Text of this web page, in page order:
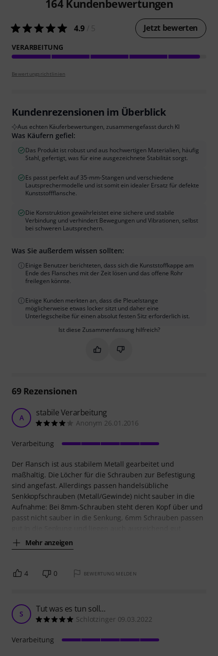
164 Kundenbewertungen
4.9 Jetzt bewerten
VERARBEITUNG
Bewertungsrichtlinien
Kundenrezensionen im Überblick
Aus echten Käuferbewertungen, zusammengefasst durch KI
Was Käufern gefiel:
Das Produkt ist robust und aus hochwertigen Materialien, häufig
Stahl, gefertigt, was für eine ausgezeichnete Stabilität sorgt.
Es passt perfekt auf 35-mm-Stangen und verschiedene
Lautsprechermodelle und ist somit ein idealer Ersatz für defekte
Kunststoffflansche.
Die Konstruktion gewährleistet eine sichere und stabile
Verbindung und verhindert Bewegungen und Vibrationen, selbst
bei schweren Lautsprechern.
Was Sie außerdem wissen sollten:
Einige Benutzer berichteten, dass sich die Kunststoffkappe am
Ende des Flansches mit der Zeit lösen und das offene Rohr
freilegen könnte.
Einige Kunden merkten an, dass die Pleuelstange
möglicherweise etwas locker sitzt und daher eine
Unterlegscheibe für einen absolut festen Sitz erforderlich ist.
Ist diese Zusammenfassung hilfreich?
Markieren Sie diese
Markieren Sie diese
69Rezensionen
A stabile Verarbeitung
Anonym 26.01.2016
Der Flansch ist aus stabilem Metall gearbeitet und
maßhaltig. Die Löcher für die Schrauben zur Befestigung
sind angefast. Allerdings passen handelsübliche
Senkkopfschrauben (Metall/Gewinde) nicht sauber in die
Aufnahme: Bei 8mm-Schrauben steht deren Kopf über und
passt nicht sauber in die Senkung, 6mm Schrauben passen
Mehr anzeigen
Verarbeitung
4 0 BEWERTUNG MELDEN
S Tut was es tun soll...
Schlotzinger 09.03.2022
Verarbeitung